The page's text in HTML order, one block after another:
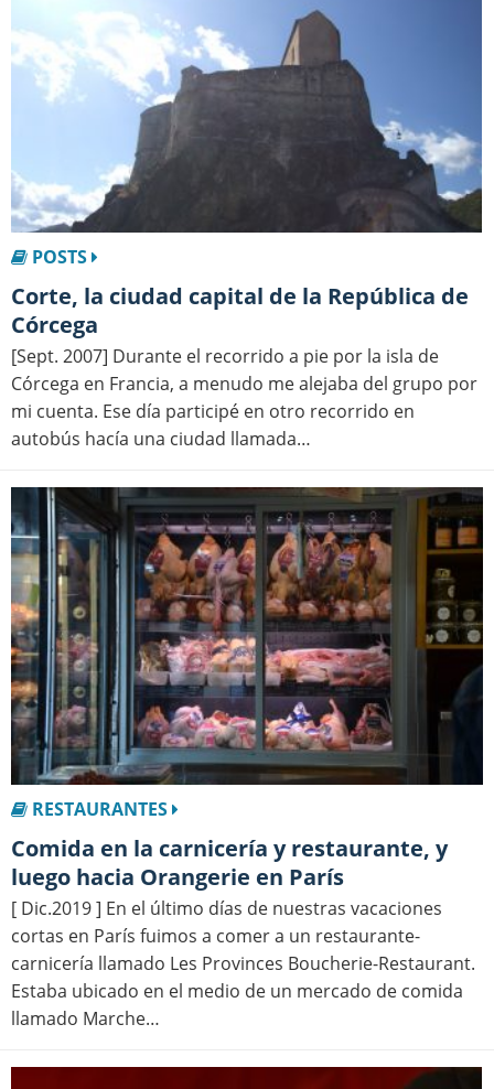
POSTS
Corte, la ciudad capital de la República de
Córcega
[Sept. 2007] Durante el recorrido a pie por la isla de
Córcega en Francia, a menudo me alejaba del grupo por
mi cuenta. Ese día participé en otro recorrido en
autobús hacía una ciudad llamada…
RESTAURANTES
Comida en la carnicería y restaurante, y
luego hacia Orangerie en París
[ Dic.2019 ] En el último días de nuestras vacaciones
cortas en París fuimos a comer a un restaurante-
carnicería llamado Les Provinces Boucherie-Restaurant.
Estaba ubicado en el medio de un mercado de comida
llamado Marche…